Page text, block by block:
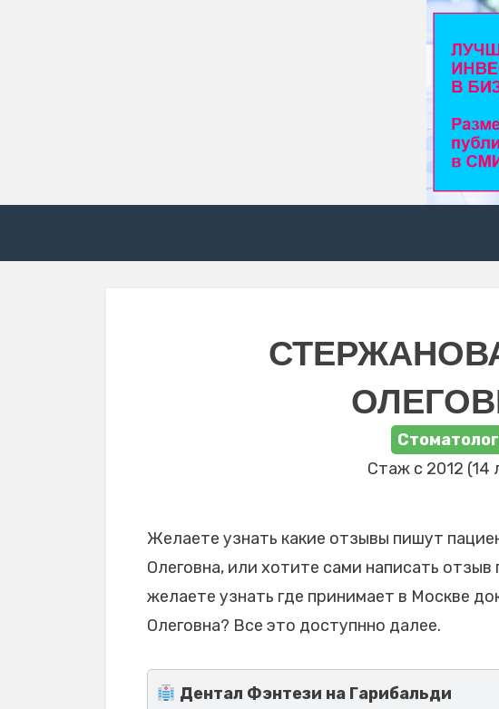
Стоматолог
Стаж с 2012 (14
Желаете узнать какие отзывы пишут
Олеговна, или хотите сами написать
желаете узнать где принимает в Москве
Олеговна? Все это доступнно далее.
Дентал Фэнтези на Гарибальди